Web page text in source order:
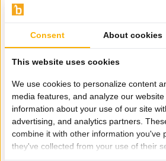
Inrichten Restaurants (1)
lamp met bollen (2)
Plexiglas art (1)
Wanddecoratie (1)
1van1artikelen
Consent About cookies
This website uses cookies
We use cookies to personalize content
media features, and analyze our
information about your use of our site
advertising, and analytics partners.
combine it with other information you've
they've collected from your use of their